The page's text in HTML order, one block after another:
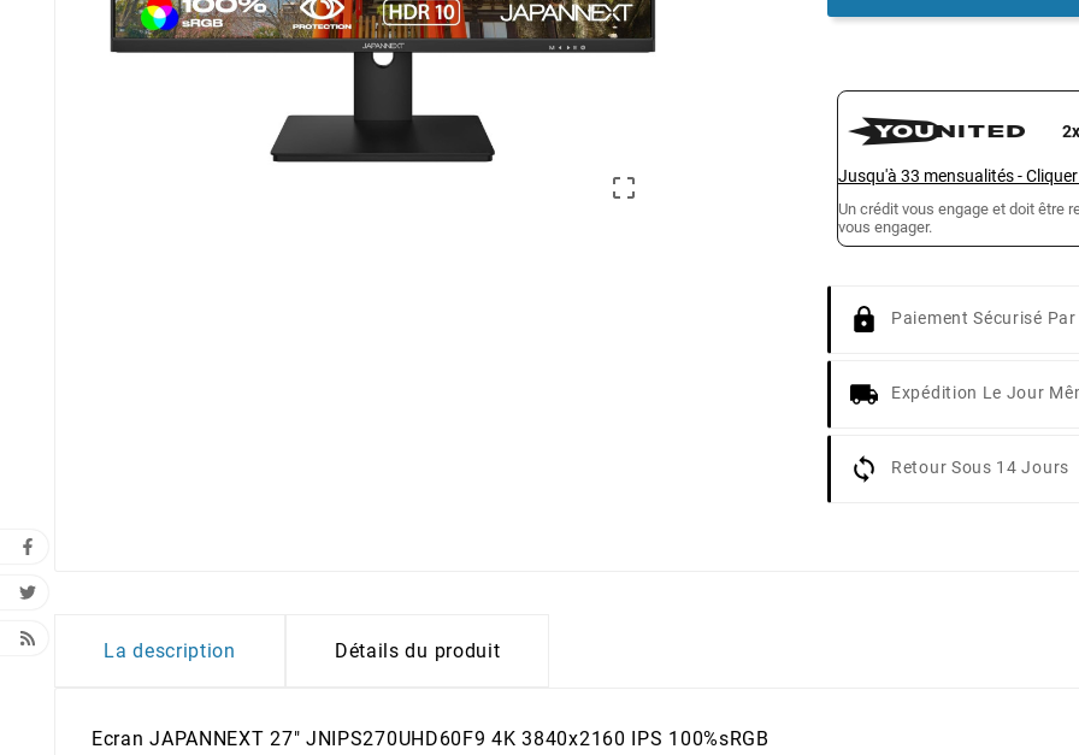

2x
Jusqu'à 33 mensualités-
Un crédit vous engage et doit être
vous engager.
Paiement Sécurisé Par
Expédition Le Jour
Retour Sous 14 Jours
La description Détails du produit
Ecran JAPANNEXT 27" JNIPS270UHD60F9 4K 3840x2160 IPS 100%sRGB